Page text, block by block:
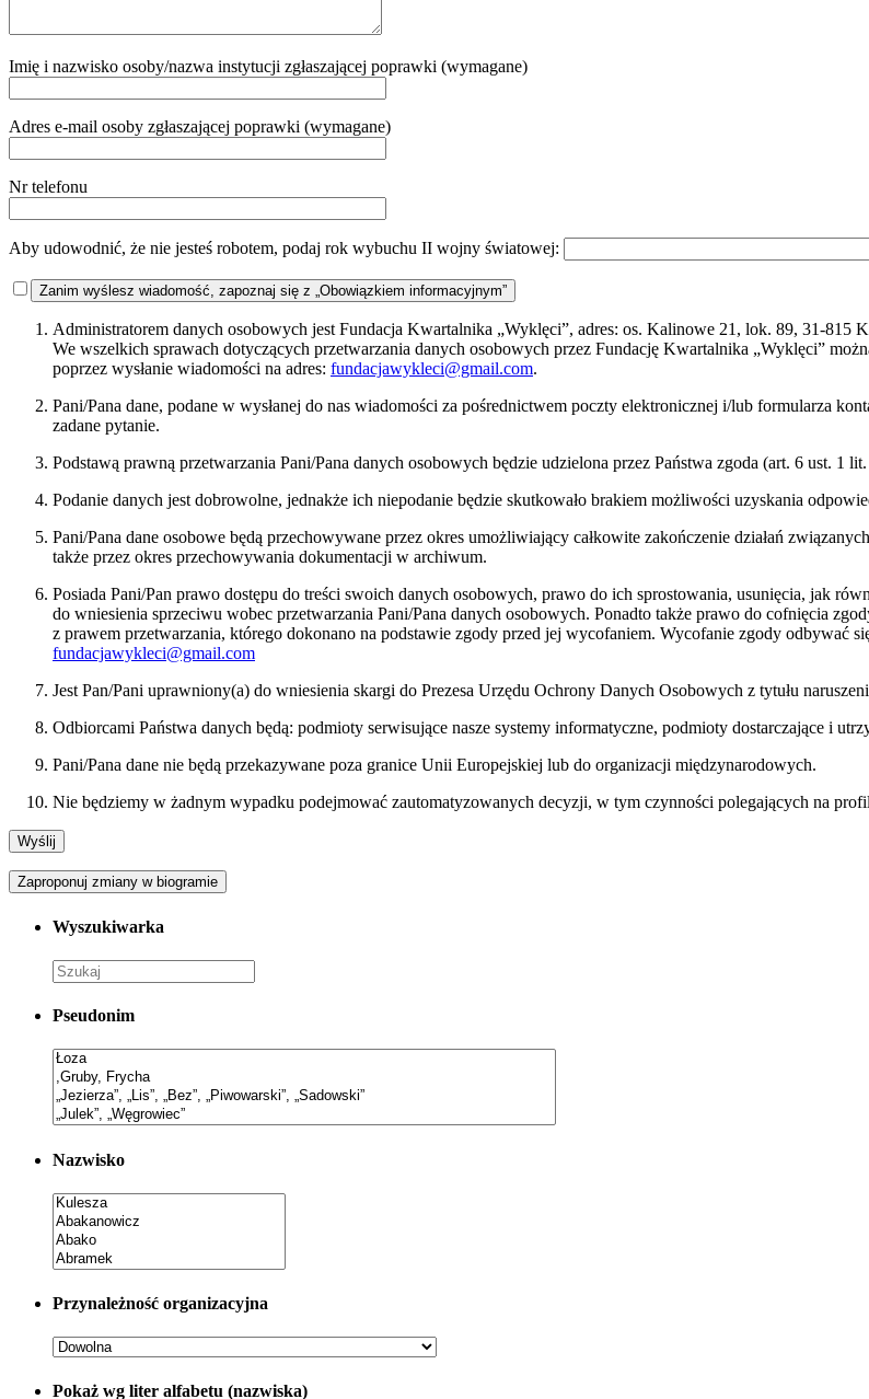
Imię i nazwisko osoby/nazwa instytucji zgłaszającej poprawki (wymagane)
Adres e-mail osoby zgłaszającej poprawki (wymagane)
Nr telefonu
Aby udowodnić, że nie jesteś robotem, podaj rok wybuchu II wojny światowej:
Zanim wyślesz wiadomość, zapoznaj się z „Obowiązkiem informacyjnym”
Administratorem danych osobowych jest Fundacja Kwartalnika „Wyklęci”, adres: os. Kalinowe 21, lok. 89, 31-815
We wszelkich sprawach dotyczących przetwarzania danych osobowych przez Fundację Kwartalnika „Wyklęci”
poprzez wysłanie wiadomości na adres: fundacjawykleci@gmail.com.
Pani/Pana dane, podane w wysłanej do nas wiadomości za pośrednictwem poczty elektronicznej i/lub formularza
zadane pytanie.
Podstawą prawną przetwarzania Pani/Pana danych osobowych będzie udzielona przez Państwa zgoda (art. 6 ust. 1
Podanie danych jest dobrowolne, jednakże ich niepodanie będzie skutkowało brakiem możliwości uzyskania
Pani/Pana dane osobowe będą przechowywane przez okres umożliwiający całkowite zakończenie działań
także przez okres przechowywania dokumentacji w archiwum.
Posiada Pani/Pan prawo dostępu do treści swoich danych osobowych, prawo do ich sprostowania, usunięcia, jak
do wniesienia sprzeciwu wobec przetwarzania Pani/Pana danych osobowych. Ponadto także prawo do cofnięcia
z prawem przetwarzania, którego dokonano na podstawie zgody przed jej wycofaniem. Wycofanie zgody odbywać
fundacjawykleci@gmail.com
Jest Pan/Pani uprawniony(a) do wniesienia skargi do Prezesa Urzędu Ochrony Danych Osobowych z tytułu
Odbiorcami Państwa danych będą: podmioty serwisujące nasze systemy informatyczne, podmioty dostarczające i
Pani/Pana dane nie będą przekazywane poza granice Unii Europejskiej lub do organizacji międzynarodowych.
Nie będziemy w żadnym wypadku podejmować zautomatyzowanych decyzji, w tym czynności polegających na
Zaproponuj zmiany w biogramie
Wyszukiwarka
Pseudonim
Nazwisko
Przynależność organizacyjna
Pokaż wg liter alfabetu (nazwiska)